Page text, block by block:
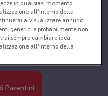
Parentini
in qualsiasi momento
all'interno della
a visualizzare annunci
generici e probabilmente non
sempre cambiare idea
all'interno della
i dati per fornire:
Scansione attiva delle
Archiviare